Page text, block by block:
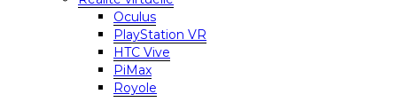
Oculus
PlayStation VR
HTC Vive
PiMax
Royole